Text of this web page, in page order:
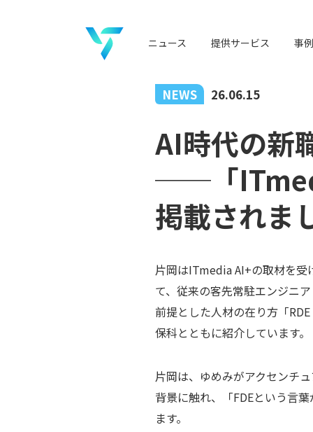
ニュース 提供サービス 事例
NEWS 26.06.15
AI時代の新
──「
掲載されま
片岡はITmedia AI+の取材を
て、従来の客先常駐エンジニ
前提とした人材の在り方「
保科とともに紹介しています。
片岡は、ゆめみがアクセンチ
背景に触れ、「FDEという言
ます。